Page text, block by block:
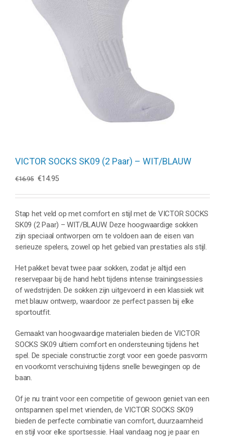
VICTOR SOCKS SK09 (2 Paar) – WIT/BLAUW
€16.95 Oorspronkelijke
was:
€16.95.
€14.95Huidige
is:
€14.95.
Stap het veld op met comfort en stijl met de VICTOR SOCKS
SK09 (2 Paar) – WIT/BLAUW. Deze hoogwaardige sokken
zijn speciaal ontworpen om te voldoen aan de eisen van
serieuze spelers, zowel op het gebied van prestaties als stijl.
Het pakket bevat twee paar sokken, zodat je altijd een
reservepaar bij de hand hebt tijdens intense trainingsessies
of wedstrijden. De sokken zijn uitgevoerd in een klassiek wit
met blauw ontwerp, waardoor ze perfect passen bij elke
sportoutfit.
Gemaakt van hoogwaardige materialen bieden de VICTOR
SOCKS SK09 ultiem comfort en ondersteuning tijdens het
spel. De speciale constructie zorgt voor een goede pasvorm
en voorkomt verschuiving tijdens snelle bewegingen op de
baan.
Of je nu traint voor een competitie of gewoon geniet van een
ontspannen spel met vrienden, de VICTOR SOCKS SK09
bieden de perfecte combinatie van comfort, duurzaamheid
en stijl voor elke sportsessie. Haal vandaag nog je paar en